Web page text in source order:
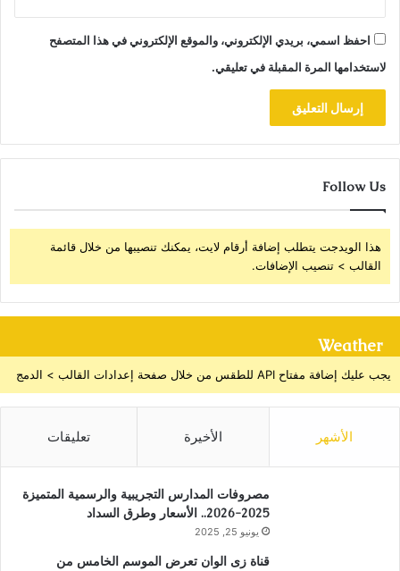
احفظ اسمي، بريدي الإلكتروني، والموقع الإلكتروني في هذا المتصفح
لاستخدامها المرة المقبلة في تعليقي.
Follow Us
هذا الويدجت يتطلب إضافة أرقام لايت، يمكنك تنصيبها من خلال قائمة
القالب > تنصيب الإضافات.
Weather
يجب عليك إضافة مفتاح API للطقس من خلال صفحة إعدادات القالب > الدمج
الأشهر الأخيرة تعليقات
مصروفات المدارس التجريبية والرسمية المتميزة
2025-2026.. الأسعار وطرق السداد
يونيو 25, 2025
قناة زى الوان تعرض الموسم الخامس من